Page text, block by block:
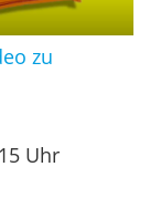
zu
Uhr